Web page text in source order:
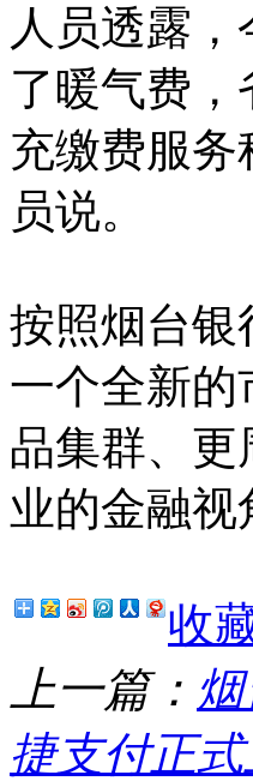
人员透露
了暖气费
充缴费服务
员说。
按照烟台银
一个全新的
品集群、
业的金融视
收
上一篇：
捷支付正